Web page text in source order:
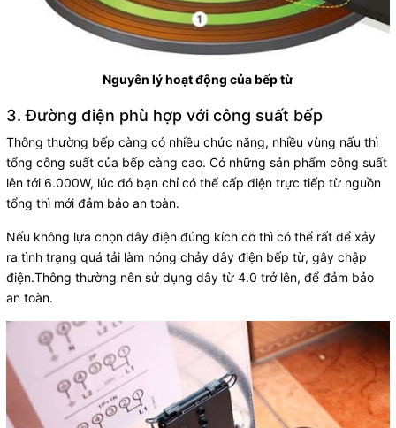
Nguyên lý hoạt động của bếp từ
3. Đường điện phù hợp với công suất bếp
Thông thường bếp càng có nhiều chức năng, nhiều vùng nấu thì
tổng công suất của bếp càng cao. Có những sản phẩm công suất
lên tới 6.000W, lúc đó bạn chỉ có thể cấp điện trực tiếp từ nguồn
tổng thì mới đảm bảo an toàn.
Nếu không lựa chọn dây điện đúng kích cỡ thì có thể rất dể xảy
ra tình trạng quá tải làm nóng chảy dây điện bếp từ, gây chập
điện.Thông thường nên sử dụng dây từ 4.0 trở lên, để đảm bảo
an toàn.